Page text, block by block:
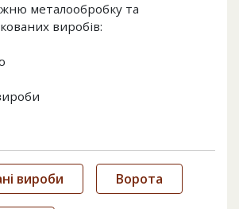
металообробку та
виробів:
вироби Ворота